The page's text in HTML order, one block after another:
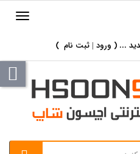
... ( ورود | ثبت نام )